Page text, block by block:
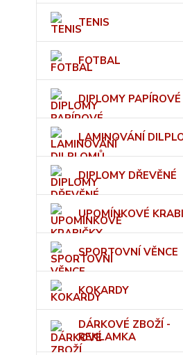
TENIS
FOTBAL
DIPLOMY PAPÍROVÉ
LAMINOVÁNÍ
DIPLOMY DŘEVĚNÉ
UPOMÍNKOVÉ
SPORTOVNÍ VĚNCE
KOKARDY
DÁRKOVÉ ZBOŽÍ -
REKLAMKA